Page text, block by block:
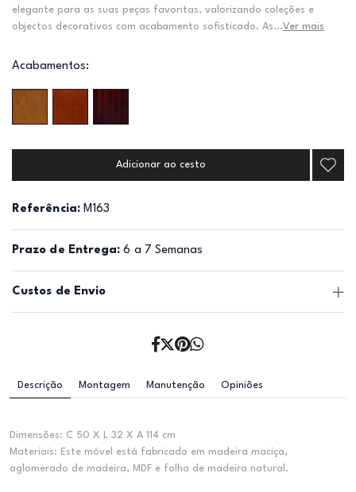
elegante para as suas peças favoritas, valorizando coleções e
objectos decorativos com acabamento sofisticado. As...Ver mais
Acabamentos:
Adicionar ao cesto
Referência: M163
Prazo de Entrega: 6 a 7 Semanas
Custos de Envio
Descrição Montagem Manutenção Opiniões
Dimensões: C 50 X L 32 X A 114 cm
Materiais: Este móvel está fabricado em madeira maciça,
aglomerado de madeira, MDF e folha de madeira natural.